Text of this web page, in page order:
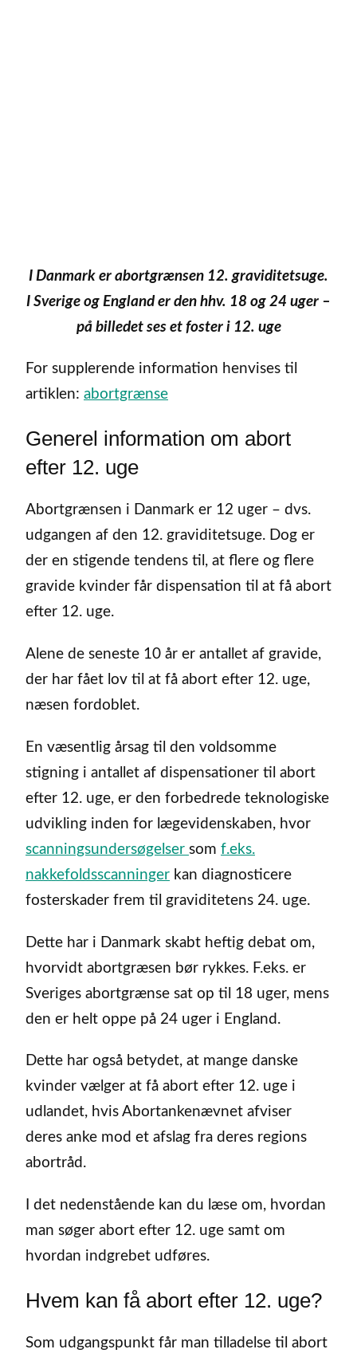
I Danmark er abortgrænsen 12. graviditetsuge.
I Sverige og England er den hhv. 18 og 24 uger –
på billedet ses et foster i 12. uge
For supplerende information henvises til
artiklen: abortgrænse
Generel information om abort
efter 12. uge
Abortgrænsen i Danmark er 12 uger – dvs.
udgangen af den 12. graviditetsuge. Dog er
der en stigende tendens til, at flere og flere
gravide kvinder får dispensation til at få abort
efter 12. uge.
Alene de seneste 10 år er antallet af gravide,
der har fået lov til at få abort efter 12. uge,
næsen fordoblet.
En væsentlig årsag til den voldsomme
stigning i antallet af dispensationer til abort
efter 12. uge, er den forbedrede teknologiske
udvikling inden for lægevidenskaben, hvor
scanningsundersøgelser som f.eks.
nakkefoldsscanninger kan diagnosticere
fosterskader frem til graviditetens 24. uge.
Dette har i Danmark skabt heftig debat om,
hvorvidt abortgræsen bør rykkes. F.eks. er
Sveriges abortgrænse sat op til 18 uger, mens
den er helt oppe på 24 uger i England.
Dette har også betydet, at mange danske
kvinder vælger at få abort efter 12. uge i
udlandet, hvis Abortankenævnet afviser
deres anke mod et afslag fra deres regions
abortråd.
I det nedenstående kan du læse om, hvordan
man søger abort efter 12. uge samt om
hvordan indgrebet udføres.
Hvem kan få abort efter 12. uge?
Som udgangspunkt får man tilladelse til abort